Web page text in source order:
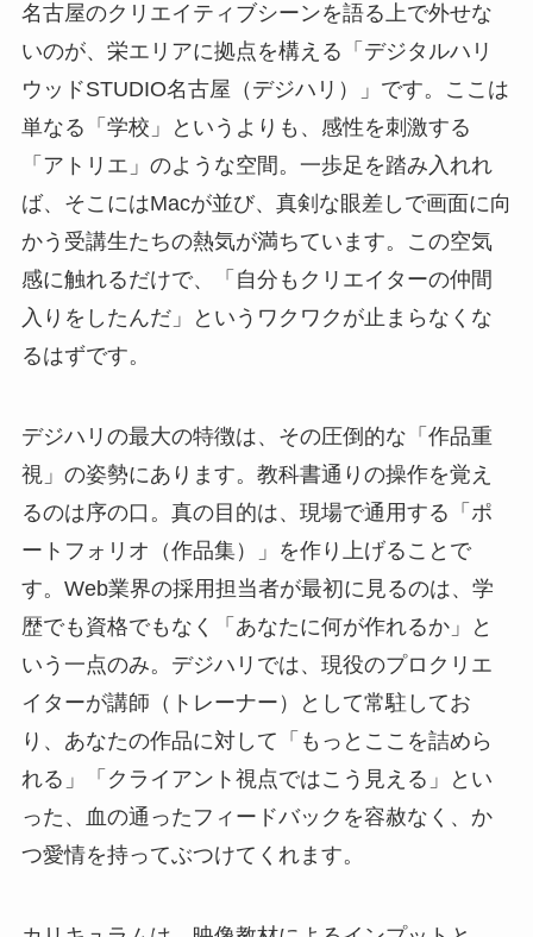
名古屋のクリエイティブシーンを語る上で外せな
いのが、栄エリアに拠点を構える「デジタルハリ
ウッドSTUDIO名古屋（デジハリ）」です。ここは
単なる「学校」というよりも、感性を刺激する
「アトリエ」のような空間。一歩足を踏み入れれ
ば、そこにはMacが並び、真剣な眼差しで画面に向
かう受講生たちの熱気が満ちています。この空気
感に触れるだけで、「自分もクリエイターの仲間
入りをしたんだ」というワクワクが止まらなくな
るはずです。
デジハリの最大の特徴は、その圧倒的な「作品重
視」の姿勢にあります。教科書通りの操作を覚え
るのは序の口。真の目的は、現場で通用する「ポ
ートフォリオ（作品集）」を作り上げることで
す。Web業界の採用担当者が最初に見るのは、学
歴でも資格でもなく「あなたに何が作れるか」と
いう一点のみ。デジハリでは、現役のプロクリエ
イターが講師（トレーナー）として常駐してお
り、あなたの作品に対して「もっとここを詰めら
れる」「クライアント視点ではこう見える」とい
った、血の通ったフィードバックを容赦なく、か
つ愛情を持ってぶつけてくれます。